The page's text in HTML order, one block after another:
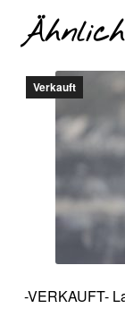
Verkauft
-VERKAUFT-